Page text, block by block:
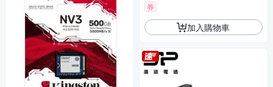
券
加入購物車